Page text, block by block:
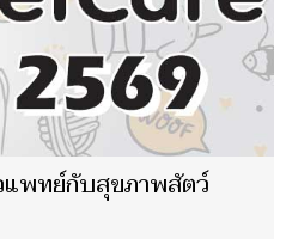
แพทย์กับสุขภาพสัตว์